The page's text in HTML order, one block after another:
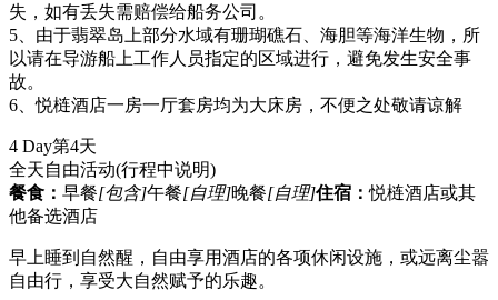
失，如有丢失需赔偿给船务公司。
5、由于翡翠岛上部分水域有珊瑚礁石、海胆等海洋生物，所
以请在导游船上工作人员指定的区域进行，避免发生安全事
故。
6、悦梿酒店一房一厅套房均为大床房，不便之处敬请谅解
4 Day第4天
全天自由活动(行程中说明)
餐食： 早餐[包含]午餐[自理]晚餐[自理]住宿：悦梿酒店或其
他备选酒店
早上睡到自然醒，自由享用酒店的各项休闲设施，或远离尘嚣
自由行，享受大自然赋予的乐趣。